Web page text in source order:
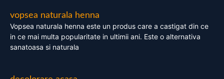
vopsea naturala henna
Vopsea naturala henna este un produs care a castigat din ce
in ce mai multa popularitate in ultimii ani. Este o alternativa
sanatoasa si naturala